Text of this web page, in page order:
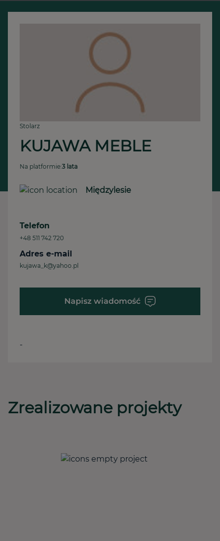
Stolarz
KUJAWA MEBLE
Na platformie:3 lata
Międzylesie
Telefon
+48 511 742 720
Adres e-mail
kujawa_k@yahoo.pl
Napisz wiadomość
-
Zrealizowane projekty